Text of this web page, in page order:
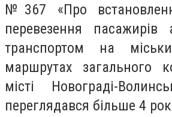
№367 «Про
перевезення пасажирів
транспортом на
маршрутах загального
місті Новограді-
переглядався більше 4